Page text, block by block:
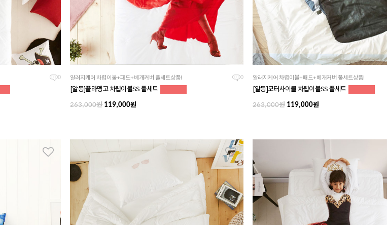
0 0
알러지케어 차렵이불+패드+베개커버 풀세트상품!
[알몽]플라멩고 차렵이불SS 풀세트
263,000원 119,000원
알러지케어 차렵이불+패드+베개커버 풀세트상품!
[알몽]모터사이클 차렵이불SS 풀세트
263,000원119,000원